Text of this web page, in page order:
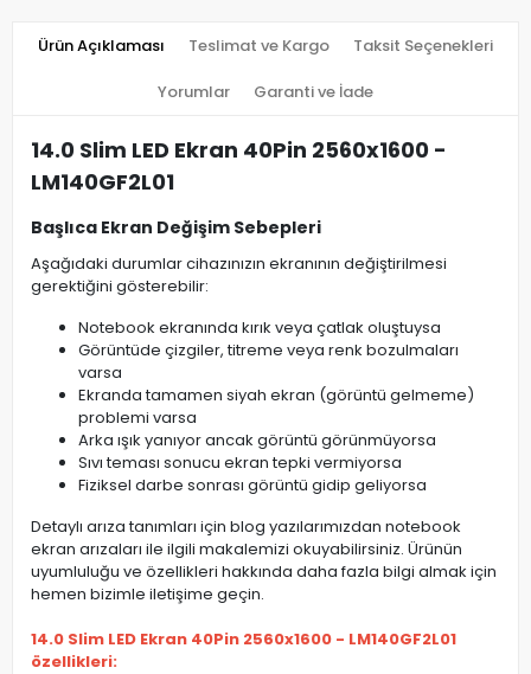
Ürün Açıklaması Teslimat ve Kargo Taksit Seçenekleri
Yorumlar Garanti ve İade
14.0 Slim LED Ekran 40Pin 2560x1600 -
LM140GF2L01
Başlıca Ekran Değişim Sebepleri
Aşağıdaki durumlar cihazınızın ekranının değiştirilmesi
gerektiğini gösterebilir:
Notebook ekranında kırık veya çatlak oluştuysa
Görüntüde çizgiler, titreme veya renk bozulmaları
varsa
Ekranda tamamen siyah ekran (görüntü gelmeme)
problemi varsa
Arka ışık yanıyor ancak görüntü görünmüyorsa
Sıvı teması sonucu ekran tepki vermiyorsa
Fiziksel darbe sonrası görüntü gidip geliyorsa
Detaylı arıza tanımları için blog yazılarımızdan notebook
ekran arızaları ile ilgili makalemizi okuyabilirsiniz. Ürünün
uyumluluğu ve özellikleri hakkında daha fazla bilgi almak için
hemen bizimle iletişime geçin.
14.0 Slim LED Ekran 40Pin 2560x1600 - LM140GF2L01
özellikleri: